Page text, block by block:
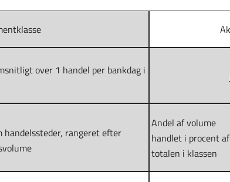
over 1 handel per bankdag i
handelssteder, rangeret efter
Andel af volume
handlet i procent af
totalen i klassen